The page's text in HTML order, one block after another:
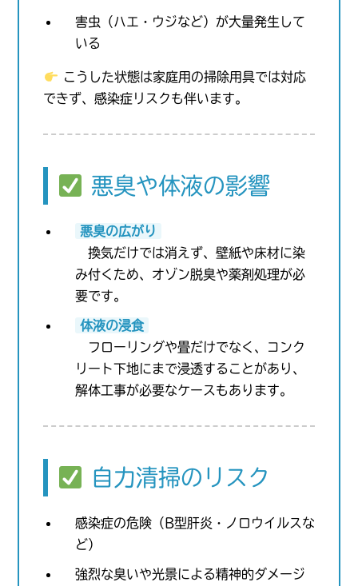
害虫（ハエ・ウジなど）が大量発生して
いる
こうした状態は家庭用の掃除用具では対応
できず、感染症リスクも伴います。
悪臭や体液の影響
悪臭の広がり
換気だけでは消えず、壁紙や床材に染
み付くため、オゾン脱臭や薬剤処理が必
要です。
体液の浸食
フローリングや畳だけでなく、コンク
リート下地にまで浸透することがあり、
解体工事が必要なケースもあります。
自力清掃のリスク
感染症の危険（B型肝炎・ノロウイルスな
ど）
強烈な臭いや光景による精神的ダメージ